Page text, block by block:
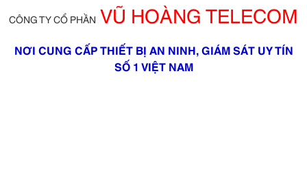
CÔNG TY CỔ PHẦN VŨ HOÀNG TELECOM
NƠI CUNG CẤP THIẾT BỊ AN NINH, GIÁM SÁT UY TÍN
SỐ 1 VIỆT NAM